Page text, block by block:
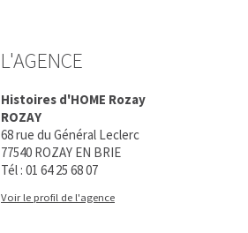
L'AGENCE
Histoires d'HOME Rozay
ROZAY
68 rue du Général Leclerc
77540 ROZAY EN BRIE
Tél : 01 64 25 68 07
Voir le profil de l'agence